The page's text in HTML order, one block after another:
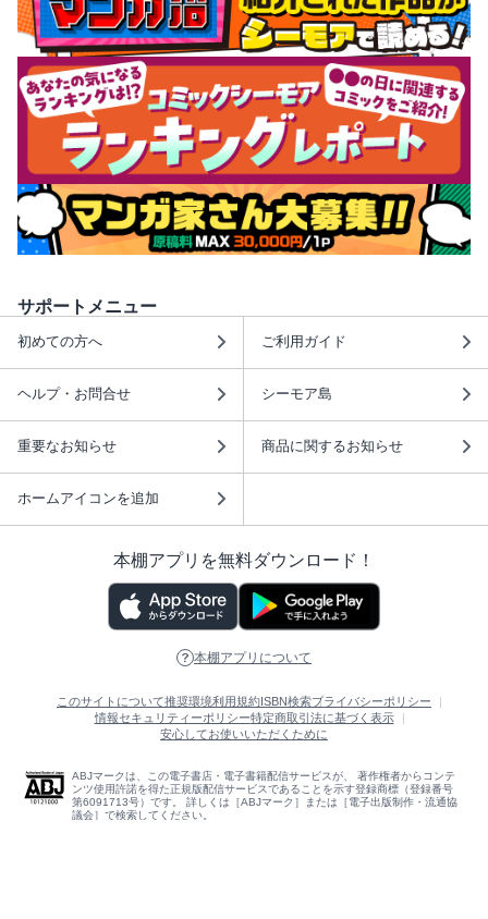
サポートメニュー
初めての方へ ご利用ガイド
ヘルプ・お問合せ シーモア島
重要なお知らせ 商品に関するお知らせ
ホームアイコンを追加
本棚アプリを無料ダウンロード！
本棚アプリについて
このサイトについて推奨環境利用規約ISBN検索プライバシーポリシー
情報セキュリティーポリシー特定商取引法に基づく表示
安心してお使いいただくために
ABJマークは、この電子書店・電子書籍配信サービスが、 著作権者からコンテ
ンツ使用許諾を得た正規版配信サービスであることを示す登録商標（登録番号
第6091713号）です。 詳しくは［ABJマーク］または［電子出版制作・流通協
議会］で検索してください。